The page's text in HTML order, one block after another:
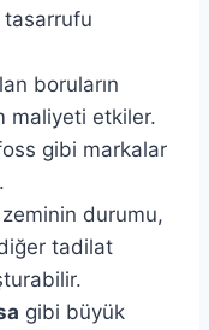
boruların
maliyeti etkiler.
gibi markalar
durumu,
tadilat
gibi büyük